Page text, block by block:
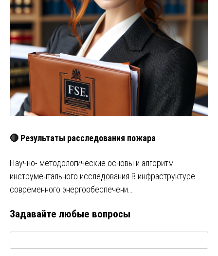
🔴 Результаты расследования пожара
Научно- методологические основы и алгоритм
инструментального исследования В инфраструктуре
современного энергообеспечени…
Задавайте любые вопросы